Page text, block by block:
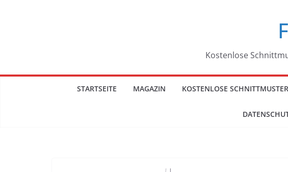
Kostenlose
STARTSEITE MAGAZIN KOSTENLOSE